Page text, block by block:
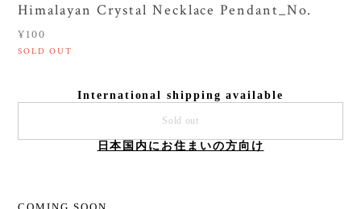
Himalayan Crystal Necklace Pendant_No.
¥100
SOLD OUT
International shipping available
Sold out
日本国内にお住まいの方向け